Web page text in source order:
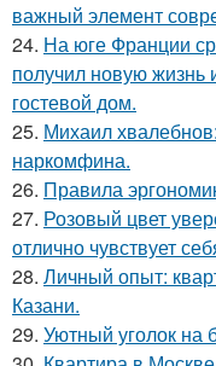
важный элемент
24. На юге Франции
получил новую жизнь
гостевой дом.
25. Михаил
наркомфина.
26. Правила
27. Розовый цвет
отлично чувствует
28. Личный опыт:
Казани.
29. Уютный уголок на